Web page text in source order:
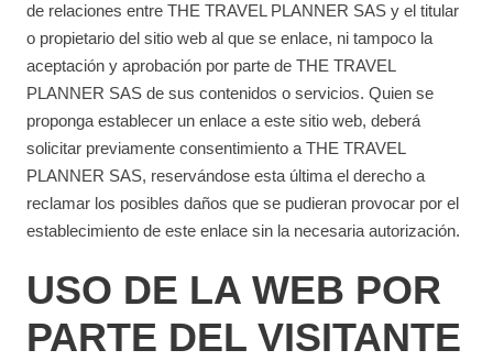
de relaciones entre THE TRAVEL PLANNER SAS y el titular
o propietario del sitio web al que se enlace, ni tampoco la
aceptación y aprobación por parte de THE TRAVEL
PLANNER SAS de sus contenidos o servicios. Quien se
proponga establecer un enlace a este sitio web, deberá
solicitar previamente consentimiento a THE TRAVEL
PLANNER SAS, reservándose esta última el derecho a
reclamar los posibles daños que se pudieran provocar por el
establecimiento de este enlace sin la necesaria autorización.
USO DE LA WEB POR
PARTE DEL VISITANTE